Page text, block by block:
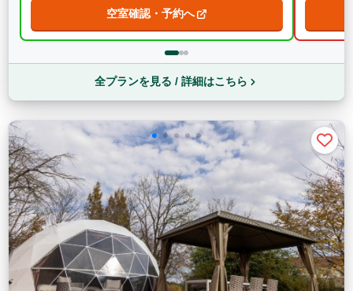
空室確認・予約へ
全プランを見る / 詳細はこちら